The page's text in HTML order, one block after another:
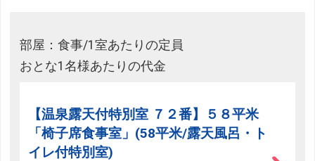
部屋：食事/1室あたりの定員
おとな1名様あたりの代金
【温泉露天付特別室 ７２番】５８平米
「椅子席食事室」(58平米/露天風呂・ト
イレ付特別室)